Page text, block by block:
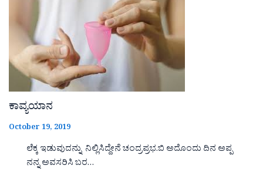
ಕಾವ್ಯಯಾನ
October 19, 2019
ಲೆಕ್ಕ ಇಡುವುದನ್ನು ನಿಲ್ಲಿಸಿದ್ದೇನೆ ಚಂದ್ರಪ್ರಭ.ಬಿ ಅದೊಂದು ದಿನ ಅಪ್ಪ
ನನ್ನ ಅವಸರಿಸಿ ಬರ…